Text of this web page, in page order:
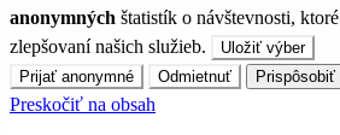
anonymných štatistík o návštevnosti,
zlepšovaní našich služieb.
Uložiť výber
Prijať anonymné
Odmietnuť Prispôsobiť
Preskočiť na obsah